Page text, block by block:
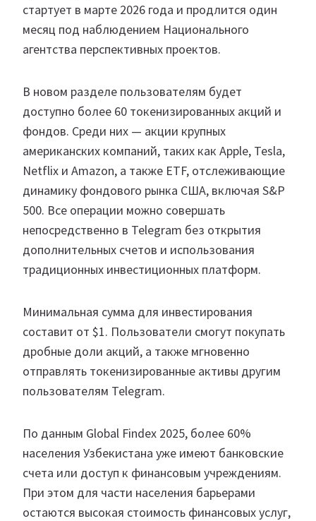
стартует в марте 2026 года и продлится один
месяц под наблюдением Национального
агентства перспективных проектов.
В новом разделе пользователям будет
доступно более 60 токенизированных акций и
фондов. Среди них — акции крупных
американских компаний, таких как Apple, Tesla,
Netflix и Amazon, а также ETF, отслеживающие
динамику фондового рынка США, включая S&P
500. Все операции можно совершать
непосредственно в Telegram без открытия
дополнительных счетов и использования
традиционных инвестиционных платформ.
Минимальная сумма для инвестирования
составит от $1. Пользователи смогут покупать
дробные доли акций, а также мгновенно
отправлять токенизированные активы другим
пользователям Telegram.
По данным Global Findex 2025, более 60%
населения Узбекистана уже имеют банковские
счета или доступ к финансовым учреждениям.
При этом для части населения барьерами
остаются высокая стоимость финансовых услуг,